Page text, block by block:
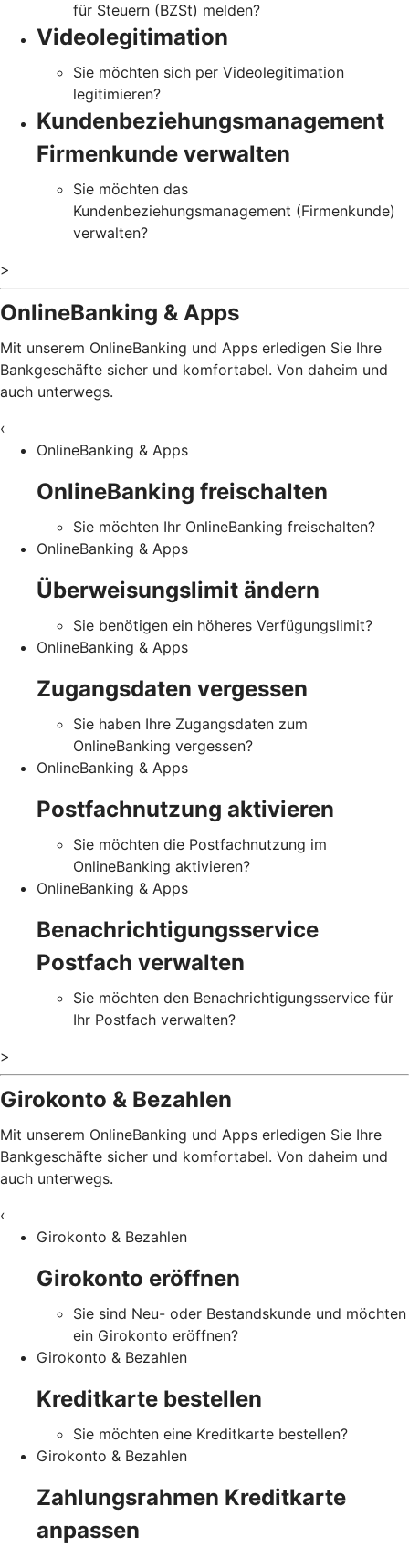
für Steuern (BZSt) melden?
Videolegitimation
Sie möchten sich per Videolegitimation
legitimieren?
Kundenbeziehungsmanagement
Firmenkunde verwalten
Sie möchten das
Kundenbeziehungsmanagement (Firmenkunde)
verwalten?
>
OnlineBanking & Apps
Mit unserem OnlineBanking und Apps erledigen Sie Ihre
Bankgeschäfte sicher und komfortabel. Von daheim und
auch unterwegs.
‹
OnlineBanking & Apps
OnlineBanking freischalten
Sie möchten Ihr OnlineBanking freischalten?
OnlineBanking & Apps
Überweisungslimit ändern
Sie benötigen ein höheres Verfügungslimit?
OnlineBanking & Apps
Zugangsdaten vergessen
Sie haben Ihre Zugangsdaten zum
OnlineBanking vergessen?
OnlineBanking & Apps
Postfachnutzung aktivieren
Sie möchten die Postfachnutzung im
OnlineBanking aktivieren?
OnlineBanking & Apps
Benachrichtigungsservice
Postfach verwalten
Sie möchten den Benachrichtigungsservice für
Ihr Postfach verwalten?
>
Girokonto & Bezahlen
Mit unserem OnlineBanking und Apps erledigen Sie Ihre
Bankgeschäfte sicher und komfortabel. Von daheim und
auch unterwegs.
‹
Girokonto & Bezahlen
Girokonto eröffnen
Sie sind Neu- oder Bestandskunde und möchten
ein Girokonto eröffnen?
Girokonto & Bezahlen
Kreditkarte bestellen
Sie möchten eine Kreditkarte bestellen?
Girokonto & Bezahlen
Zahlungsrahmen Kreditkarte
anpassen